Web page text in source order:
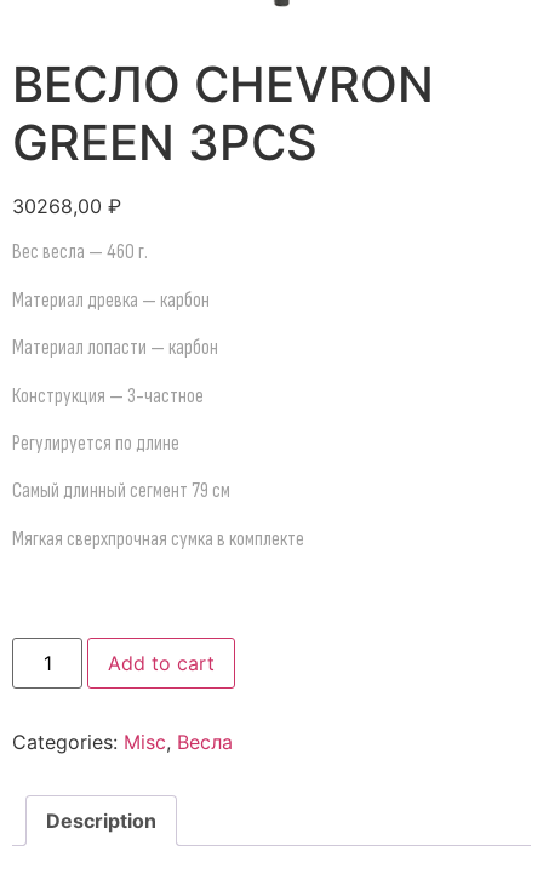
ВЕСЛО CHEVRON
GREEN 3PCS
30268,00 ₽
Вес весла — 460 г.
Материал древка — карбон
Материал лопасти — карбон
Конструкция — 3-частное
Регулируется по длине
Самый длинный сегмент 79 см
Мягкая сверхпрочная сумка в комплекте
Add to cart
Categories: Misc, Весла
Description